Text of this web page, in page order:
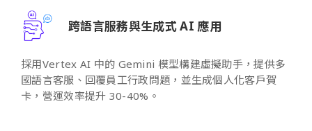
跨語言服務與生成式 AI 應用
採用Vertex AI 中的 Gemini 模型構建虛擬助手，提供多
國語言客服、回覆員工行政問題，並生成個人化客戶賀
卡，營運效率提升 30-40%。